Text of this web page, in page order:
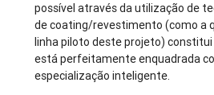
possível através da utilização de
de coating/revestimento (como a
linha piloto deste projeto)
está perfeitamente enquadrada
especialização inteligente.